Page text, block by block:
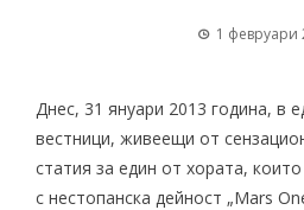
1 февруари
Днес, 31 януари 2013 година, в
вестници, живеещи от
статия за един от хората,
с нестопанска дейност „Mars